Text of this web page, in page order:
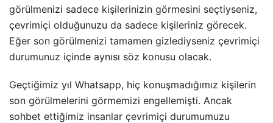
görülmenizi sadece kişilerinizin görmesini seçtiyseniz,
çevrimiçi olduğunuzu da sadece kişileriniz görecek.
Eğer son görülmenizi tamamen gizlediyseniz çevrimiçi
durumunuz içinde aynısı söz konusu olacak.
Geçtiğimiz yıl Whatsapp, hiç konuşmadığımız kişilerin
son görülmelerini görmemizi engellemişti. Ancak
sohbet ettiğimiz insanlar çevrimiçi durumumuzu